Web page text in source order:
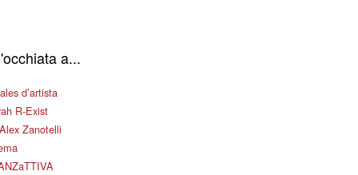
a...
d’artista
R-Exist
Zanotelli